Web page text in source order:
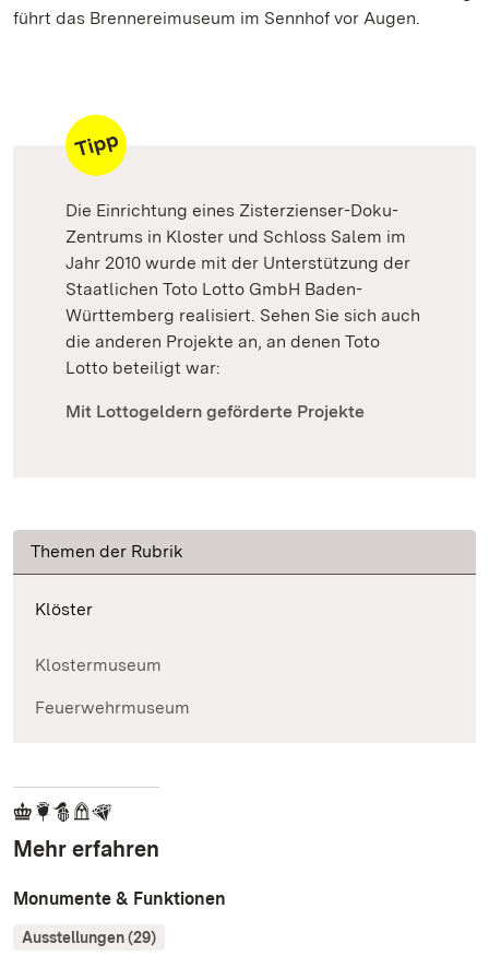
führt das Brennereimuseum im Sennhof vor Augen.
Die Einrichtung eines Zisterzienser-Doku-
Zentrums in Kloster und Schloss Salem im
Jahr 2010 wurde mit der Unterstützung der
Staatlichen Toto Lotto GmbH Baden-
Württemberg realisiert. Sehen Sie sich auch
die anderen Projekte an, an denen Toto
Lotto beteiligt war:
Mit Lottogeldern geförderte Projekte
Themen der Rubrik
Klöster
Klostermuseum
Feuerwehrmuseum
Mehr erfahren
Monumente & Funktionen
Ausstellungen (29)